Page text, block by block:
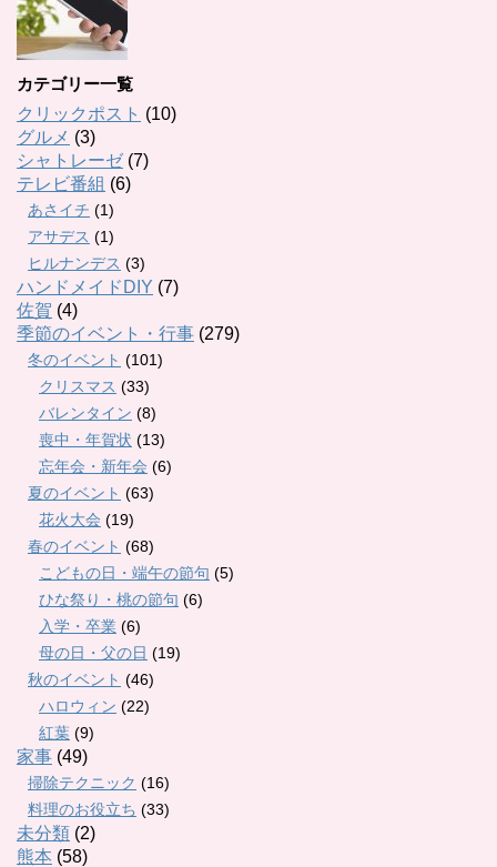
カテゴリー一覧
クリックポスト (10)
グルメ (3)
シャトレーゼ(7)
テレビ番組 (6)
あさイチ (1)
アサデス (1)
ヒルナンデス (3)
ハンドメイドDIY (7)
佐賀 (4)
季節のイベント・行事 (279)
冬のイベント (101)
クリスマス (33)
バレンタイン (8)
喪中・年賀状 (13)
忘年会・新年会 (6)
夏のイベント (63)
花火大会 (19)
春のイベント (68)
こどもの日・端午の節句 (5)
ひな祭り・桃の節句 (6)
入学・卒業 (6)
母の日・父の日 (19)
秋のイベント (46)
ハロウィン (22)
紅葉 (9)
家事 (49)
掃除テクニック (16)
料理のお役立ち (33)
未分類 (2)
熊本 (58)